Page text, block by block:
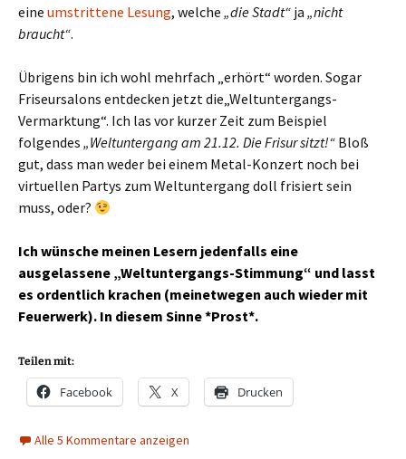
eine umstrittene Lesung, welche „die Stadt“ ja „nicht
braucht“.
Übrigens bin ich wohl mehrfach „erhört“ worden. Sogar
Friseursalons entdecken jetzt die„Weltuntergangs-
Vermarktung“. Ich las vor kurzer Zeit zum Beispiel
folgendes „Weltuntergang am 21.12. Die Frisur sitzt!“ Bloß
gut, dass man weder bei einem Metal-Konzert noch bei
virtuellen Partys zum Weltuntergang doll frisiert sein
muss, oder?
Ich wünsche meinen Lesern jedenfalls eine
ausgelassene „Weltuntergangs-Stimmung“ und lasst
es ordentlich krachen (meinetwegen auch wieder mit
Feuerwerk). In diesem Sinne *Prost*.
Teilen mit:
Facebook X Drucken
Alle 5 Kommentare anzeigen